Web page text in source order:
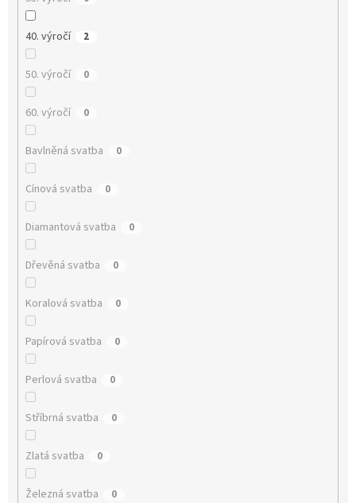
40. výročí 2
50. výročí 0
60. výročí 0
Bavlněná svatba 0
Cínová svatba 0
Diamantová svatba 0
Dřevěná svatba 0
Koralová svatba 0
Papírová svatba 0
Perlová svatba 0
Stříbrná svatba 0
Zlatá svatba 0
Železná svatba 0